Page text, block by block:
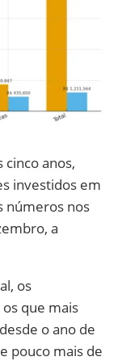
anos,
investidos em
números nos
a
os
que mais
o ano de
pouco mais de